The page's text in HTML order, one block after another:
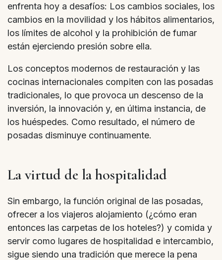
enfrenta hoy a desafíos: Los cambios sociales, los
cambios en la movilidad y los hábitos alimentarios,
los límites de alcohol y la prohibición de fumar
están ejerciendo presión sobre ella.
Los conceptos modernos de restauración y las
cocinas internacionales compiten con las posadas
tradicionales, lo que provoca un descenso de la
inversión, la innovación y, en última instancia, de
los huéspedes. Como resultado, el número de
posadas disminuye continuamente.
La virtud de la hospitalidad
Sin embargo, la función original de las posadas,
ofrecer a los viajeros alojamiento (¿cómo eran
entonces las carpetas de los hoteles?) y comida y
servir como lugares de hospitalidad e intercambio,
sigue siendo una tradición que merece la pena